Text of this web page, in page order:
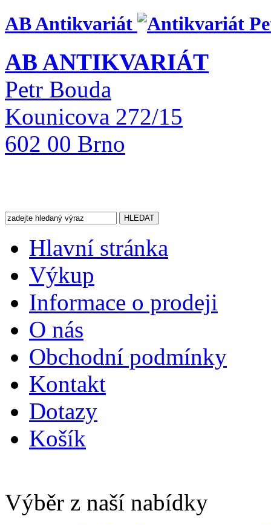
AB Antikvariát
AB ANTIKVARIÁT
Petr Bouda
Kounicova 272/15
602 00 Brno
Hlavní stránka
Výkup
Informace o prodeji
O nás
Obchodní podmínky
Kontakt
Dotazy
Košík
Výběr z naší nabídky